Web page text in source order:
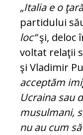
„Italia e o
partidului
loc“şi, deloc
vol­tat relaţii
şi Vla­di­mir
acceptăm
Ucraina sau
musulmani,
nu au cum